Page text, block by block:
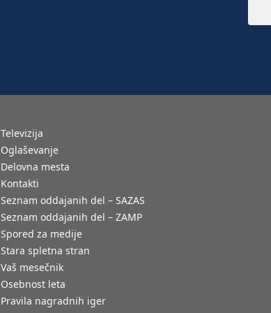
Televizija
Oglaševanje
Delovna mesta
Kontakti
Seznam oddajanih del – SAZAS
Seznam oddajanih del – ZAMP
Spored za medije
Stara spletna stran
Vaš mesečnik
Osebnost leta
Pravila nagradnih iger